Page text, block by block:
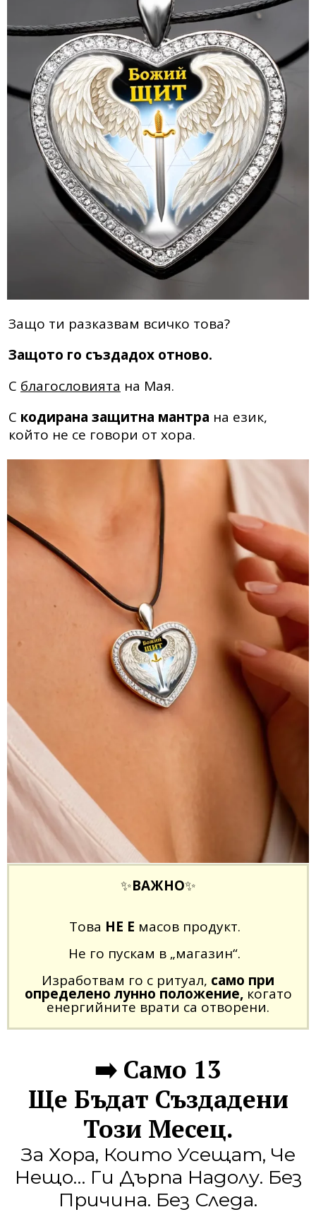
Защо ти разказвам всичко това?
Защото го създадох отново.
С благословията на Мая.
С кодирана защитна мантра на език,
който не се говори от хора.
✨ВАЖНО✨
Това НЕ Е масов продукт.
Не го пускам в „магазин“.
Изработвам го с ритуал, само при
определено лунно положение,когато
енергийните врати са отворени.
➡️ Само 13
Ще Бъдат Създадени
Този Месец.
За Хора, Които Усещат, Че
Нещо… Ги Дърпа Надолу. Без
Причина. Без Следа.